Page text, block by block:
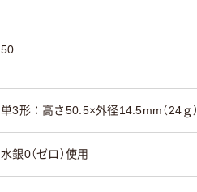
50
単3形：高さ50.5×外径14.5mm（24ｇ）
水銀0（ゼロ）使用